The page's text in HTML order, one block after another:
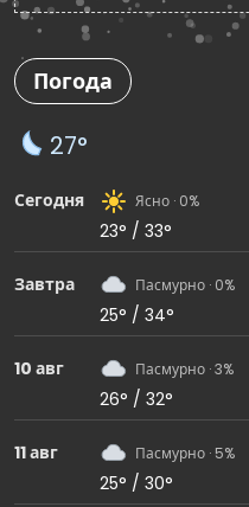
Погода
27°
Сегодня Ясно · 0%
23° / 33°
Завтра Пасмурно · 0%
25° / 34°
10 авг Пасмурно · 3%
26° / 32°
11 авг Пасмурно · 5%
25° / 30°